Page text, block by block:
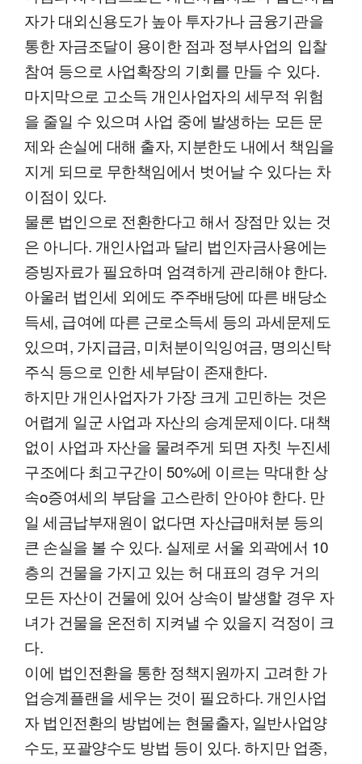
자가 대외신용도가 높아 투자가나 금융기관을
통한 자금조달이 용이한 점과 정부사업의 입찰
참여 등으로 사업확장의 기회를 만들 수 있다.
마지막으로 고소득 개인사업자의 세무적 위험
을 줄일 수 있으며 사업 중에 발생하는 모든 문
제와 손실에 대해 출자, 지분한도 내에서 책임을
지게 되므로 무한책임에서 벗어날 수 있다는 차
이점이 있다.
물론 법인으로 전환한다고 해서 장점만 있는 것
은 아니다. 개인사업과 달리 법인자금사용에는
증빙자료가 필요하며 엄격하게 관리해야 한다.
아울러 법인세 외에도 주주배당에 따른 배당소
득세, 급여에 따른 근로소득세 등의 과세문제도
있으며, 가지급금, 미처분이익잉여금, 명의신탁
주식 등으로 인한 세부담이 존재한다.
하지만 개인사업자가 가장 크게 고민하는 것은
어렵게 일군 사업과 자산의 승계문제이다. 대책
없이 사업과 자산을 물려주게 되면 자칫 누진세
구조에다 최고구간이 50%에 이르는 막대한 상
속o증여세의 부담을 고스란히 안아야 한다. 만
일 세금납부재원이 없다면 자산급매처분 등의
큰 손실을 볼 수 있다. 실제로 서울 외곽에서 10
층의 건물을 가지고 있는 허 대표의 경우 거의
모든 자산이 건물에 있어 상속이 발생할 경우 자
녀가 건물을 온전히 지켜낼 수 있을지 걱정이 크
다.
이에 법인전환을 통한 정책지원까지 고려한 가
업승계플랜을 세우는 것이 필요하다. 개인사업
자 법인전환의 방법에는 현물출자, 일반사업양
수도, 포괄양수도 방법 등이 있다. 하지만 업종,